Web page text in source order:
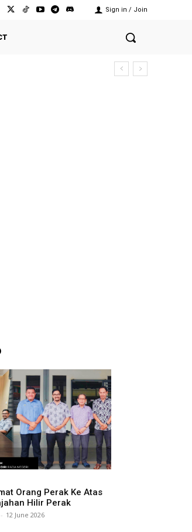
Sign in / Join
Orang Perak Ke Atas
Hilir Perak
- 12 June 2026